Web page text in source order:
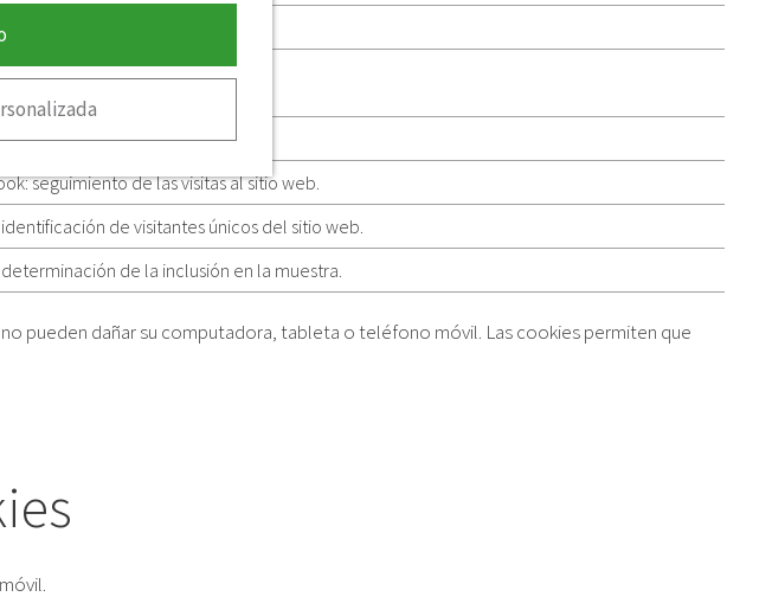
interacción del usuario con el sitio.
seguimiento de las visitas al sitio web.
de visitantes únicos del sitio web.
de la inclusión en la muestra.
pueden dañar su computadora, tableta o teléfono móvil. Las cookies permiten que